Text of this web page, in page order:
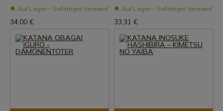
Auf Lager – Sofortiger Versand
34,00 €
Auf Lager – Sofortiger Versand
33,31 €